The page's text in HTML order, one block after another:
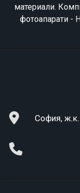
материали.
фотоапарати -
София, ж.к.